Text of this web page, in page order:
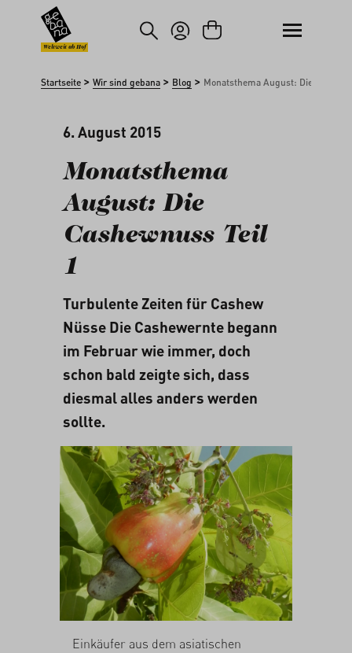
Hauptinhalt springen
Zur Suche springen
Weltweit ab Hof
Startseite > Wir sind gebana > Blog > Monatsthema August: Die
6. August 2015
Monatsthema
August: Die
Cashewnuss Teil
1
Turbulente Zeiten für Cashew
Nüsse Die Cashewernte begann
im Februar wie immer, doch
schon bald zeigte sich, dass
diesmal alles anders werden
sollte.
Einkäufer aus dem asiatischen